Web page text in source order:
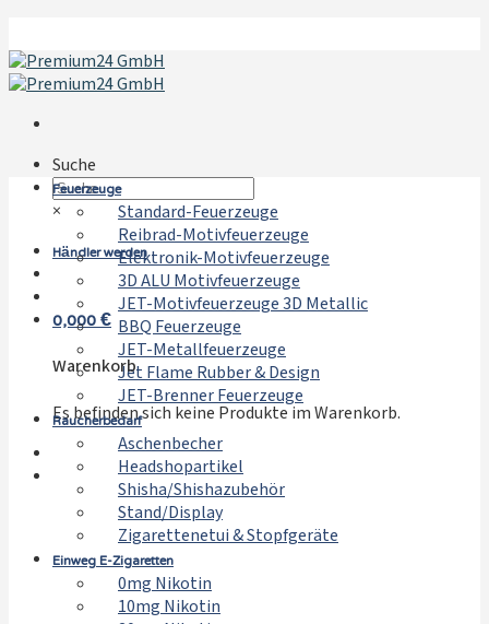
Inhalt
springen
Suche
×
Händler werden
0,000€
Warenkorb
Es befinden sich keine Produkte im Warenkorb.
Feuerzeuge
Standard-Feuerzeuge
Reibrad-Motivfeuerzeuge
Elektronik-Motivfeuerzeuge
3D ALU Motivfeuerzeuge
JET-Motivfeuerzeuge 3D Metallic
BBQ Feuerzeuge
JET-Metallfeuerzeuge
Jet Flame Rubber & Design
JET-Brenner Feuerzeuge
Raucherbedarf
Aschenbecher
Headshopartikel
Shisha/Shishazubehör
Stand/Display
Zigarettenetui & Stopfgeräte
Einweg E-Zigaretten
0mg Nikotin
10mg Nikotin